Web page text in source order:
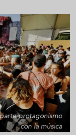
protagonismo
con la música